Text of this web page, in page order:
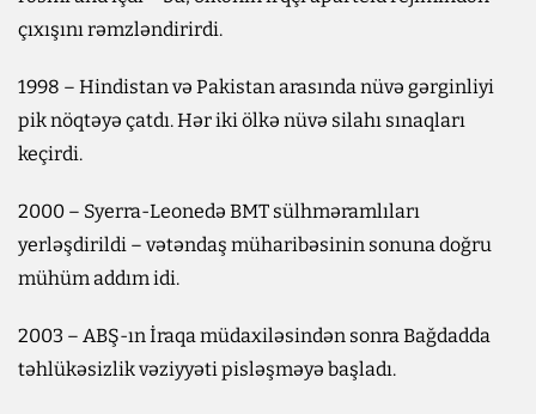
çıxışını rəmzləndirirdi.
1998 – Hindistan və Pakistan arasında nüvə gərginliyi
pik nöqtəyə çatdı. Hər iki ölkə nüvə silahı sınaqları
keçirdi.
2000 – Syerra-Leonedə BMT sülhməramlıları
yerləşdirildi – vətəndaş müharibəsinin sonuna doğru
mühüm addım idi.
2003 – ABŞ-ın İraqa müdaxiləsindən sonra Bağdadda
təhlükəsizlik vəziyyəti pisləşməyə başladı.